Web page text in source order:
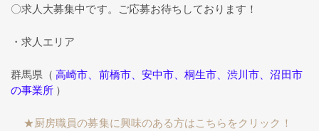
〇求人大募集中です。ご応募お待ちしております！
・求人エリア
群馬県（ 高崎市、前橋市、安中市、桐生市、渋川市、沼田市
の事業所 ）
★厨房職員の募集に興味のある方はこちらをクリック！